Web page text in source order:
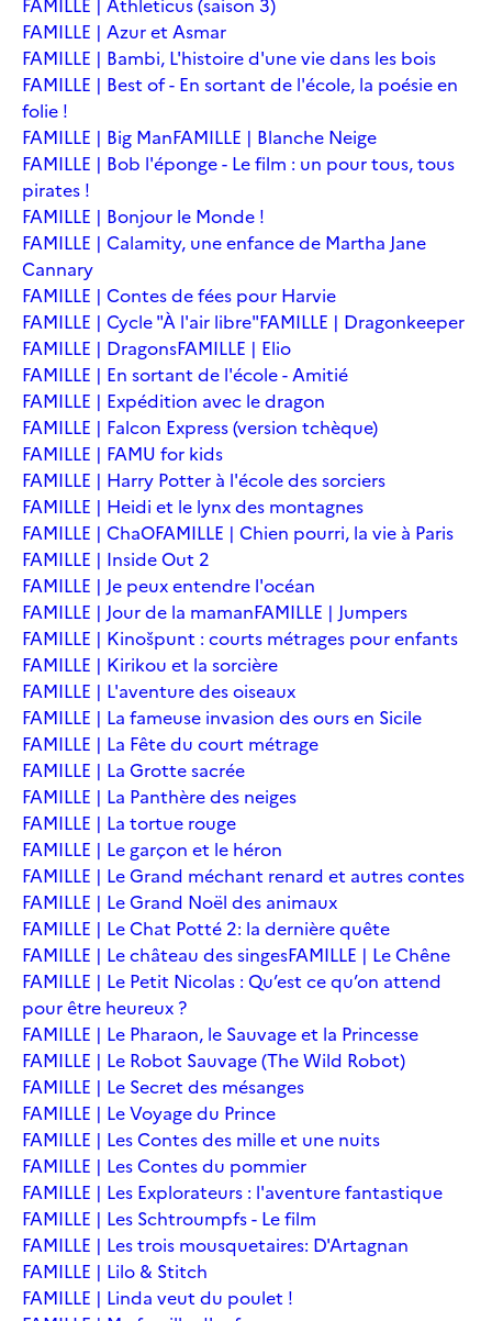
FAMILLE | Azur et Asmar
FAMILLE | Bambi, L'histoire d'une vie dans les bois
FAMILLE | Best of - En sortant de l'école, la poésie en
folie !
FAMILLE | Big ManFAMILLE | Blanche Neige
FAMILLE | Bob l'éponge - Le film : un pour tous, tous
pirates !
FAMILLE | Bonjour le Monde !
FAMILLE | Calamity, une enfance de Martha Jane
Cannary
FAMILLE | Contes de fées pour Harvie
FAMILLE | Cycle "À l'air libre"FAMILLE | Dragonkeeper
FAMILLE | DragonsFAMILLE | Elio
FAMILLE | En sortant de l'école - Amitié
FAMILLE | Expédition avec le dragon
FAMILLE | Falcon Express (version tchèque)
FAMILLE | FAMU for kids
FAMILLE | Harry Potter à l'école des sorciers
FAMILLE | Heidi et le lynx des montagnes
FAMILLE | ChaOFAMILLE | Chien pourri, la vie à Paris
FAMILLE | Inside Out 2
FAMILLE | Je peux entendre l'océan
FAMILLE | Jour de la mamanFAMILLE | Jumpers
FAMILLE | Kinošpunt : courts métrages pour enfants
FAMILLE | Kirikou et la sorcière
FAMILLE | L'aventure des oiseaux
FAMILLE | La fameuse invasion des ours en Sicile
FAMILLE | La Fête du court métrage
FAMILLE | La Grotte sacrée
FAMILLE | La Panthère des neiges
FAMILLE | La tortue rouge
FAMILLE | Le garçon et le héron
FAMILLE | Le Grand méchant renard et autres contes
FAMILLE | Le Grand Noël des animaux
FAMILLE | Le Chat Potté 2: la dernière quête
FAMILLE | Le château des singesFAMILLE | Le Chêne
FAMILLE | Le Petit Nicolas : Qu’est ce qu’on attend
pour être heureux ?
FAMILLE | Le Pharaon, le Sauvage et la Princesse
FAMILLE | Le Robot Sauvage (The Wild Robot)
FAMILLE | Le Secret des mésanges
FAMILLE | Le Voyage du Prince
FAMILLE | Les Contes des mille et une nuits
FAMILLE | Les Contes du pommier
FAMILLE | Les Explorateurs : l'aventure fantastique
FAMILLE | Les Schtroumpfs - Le film
FAMILLE | Les trois mousquetaires: D'Artagnan
FAMILLE | Lilo & Stitch
FAMILLE | Linda veut du poulet !